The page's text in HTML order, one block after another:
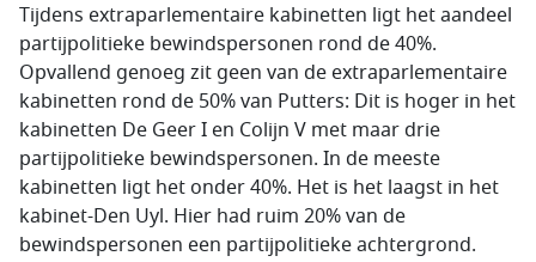
Tijdens extraparlementaire kabinetten ligt het aandeel
partijpolitieke bewindspersonen rond de 40%.
Opvallend genoeg zit geen van de extraparlementaire
kabinetten rond de 50% van Putters: Dit is hoger in het
kabinetten De Geer I en Colijn V met maar drie
partijpolitieke bewindspersonen. In de meeste
kabinetten ligt het onder 40%. Het is het laagst in het
kabinet-Den Uyl. Hier had ruim 20% van de
bewindspersonen een partijpolitieke achtergrond.